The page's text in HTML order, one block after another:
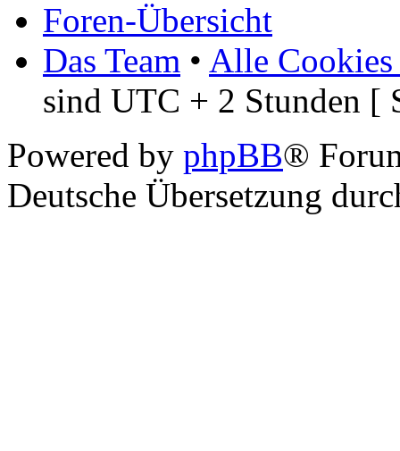
Foren-Übersicht
Das Team • Alle Cookies
sind UTC + 2 Stunden [
Powered by phpBB®
Deutsche Übersetzung